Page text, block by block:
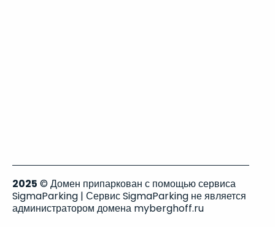
2025 © Домен припаркован с помощью сервиса
SigmaParking | Сервис SigmaParking не является
администратором домена myberghoff.ru